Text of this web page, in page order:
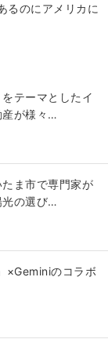
るのにアメリカに
テーマとしたイ
産が様々…
ま市で専門家が
光の選び…
×Geminiのコラボ